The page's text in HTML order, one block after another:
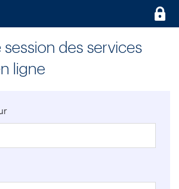
des services
ligne